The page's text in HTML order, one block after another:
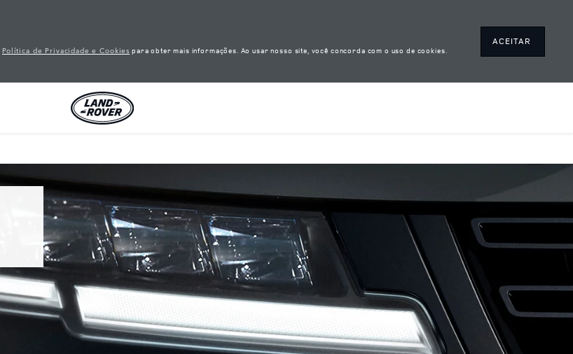
Política de Privacidade e Cookies para obter mais informações. Ao usar nosso site, você concorda com o uso de cookies.
ACEITAR